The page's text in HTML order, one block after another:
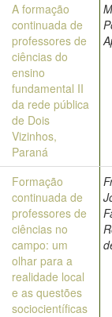
A formação
continuada de
professores de
ciências do
ensino
fundamental II
da rede pública
de Dois
Vizinhos,
Paraná
Formação
continuada de
professores de
ciências no
campo: um
olhar para a
realidade local
e as questões
sociocientíficas